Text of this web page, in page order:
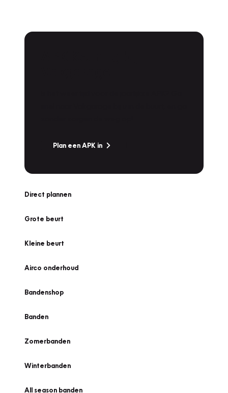
Plan een APK in
Direct plannen
Grote beurt
Kleine beurt
Airco onderhoud
Bandenshop
Banden
Zomerbanden
Winterbanden
All season banden